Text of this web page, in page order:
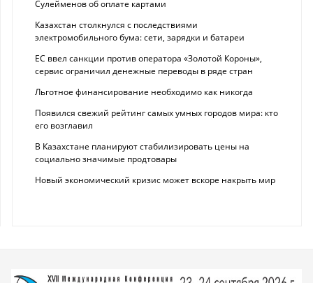
Сулейменов об оплате картами
Казахстан столкнулся с последствиями
электромобильного бума: сети, зарядки и батареи
ЕС ввел санкции против оператора «Золотой Короны»,
сервис ограничил денежные переводы в ряде стран
Льготное финансирование необходимо как никогда
Появился свежий рейтинг самых умных городов мира: кто
его возглавил
В Казахстане планируют стабилизировать цены на
социально значимые продтовары
Новый экономический кризис может вскоре накрыть мир